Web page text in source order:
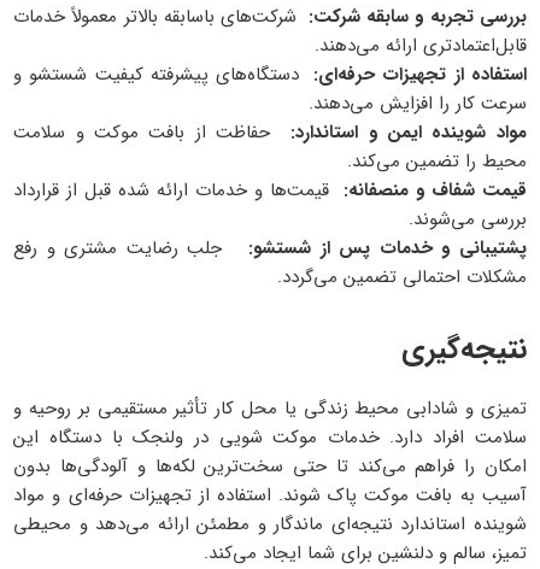
بررسی تجربه و سابقه شرکت: شرکت‌های باسابقه بالاتر معمولاً خدمات
قابل‌اعتمادتری ارائه می‌دهند.
استفاده از تجهیزات حرفه‌ای: دستگاه‌های پیشرفته کیفیت شستشو و
سرعت کار را افزایش می‌دهند.
مواد شوینده ایمن و استاندارد:
حفاظت از بافت موکت و سلامت
محیط را تضمین می‌کند.
قیمت شفاف و منصفانه: قیمت‌ها و خدمات ارائه شده قبل از قرارداد
بررسی می‌شوند.
پشتیبانی و خدمات پس از شستشو: جلب رضایت مشتری و رفع
مشکلات احتمالی تضمین می‌گردد.
نتیجه‌گیری
تمیزی و شادابی محیط زندگی یا محل کار تأثیر مستقیمی بر روحیه و
سلامت افراد دارد. خدمات موکت شویی در ولنجک با دستگاه این
امکان را فراهم می‌کند تا حتی سخت‌ترین لکه‌ها و آلودگی‌ها بدون
آسیب به بافت موکت پاک شوند. استفاده از تجهیزات حرفه‌ای و مواد
شوینده استاندارد نتیجه‌ای ماندگار و مطمئن ارائه می‌دهد و محیطی
تمیز، سالم و دلنشین برای شما ایجاد می‌کند.